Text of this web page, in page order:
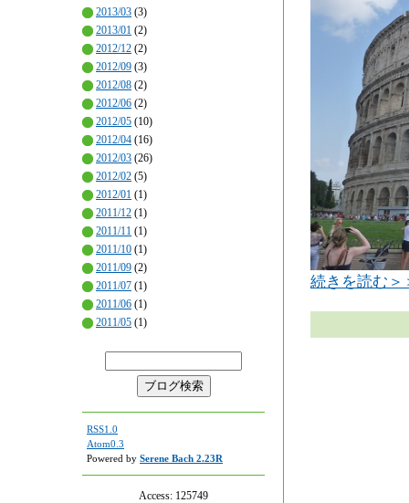
2013/03 (3)
2013/01 (2)
2012/12 (2)
2012/09 (3)
2012/08 (2)
2012/06 (2)
2012/05 (10)
2012/04 (16)
2012/03 (26)
2012/02 (5)
2012/01 (1)
2011/12 (1)
2011/11 (1)
2011/10 (1)
2011/09 (2)
2011/07 (1)
2011/06 (1)
2011/05 (1)
RSS1.0
Atom0.3
Powered by Serene Bach 2.23R
Access: 125749
続きを読む＞